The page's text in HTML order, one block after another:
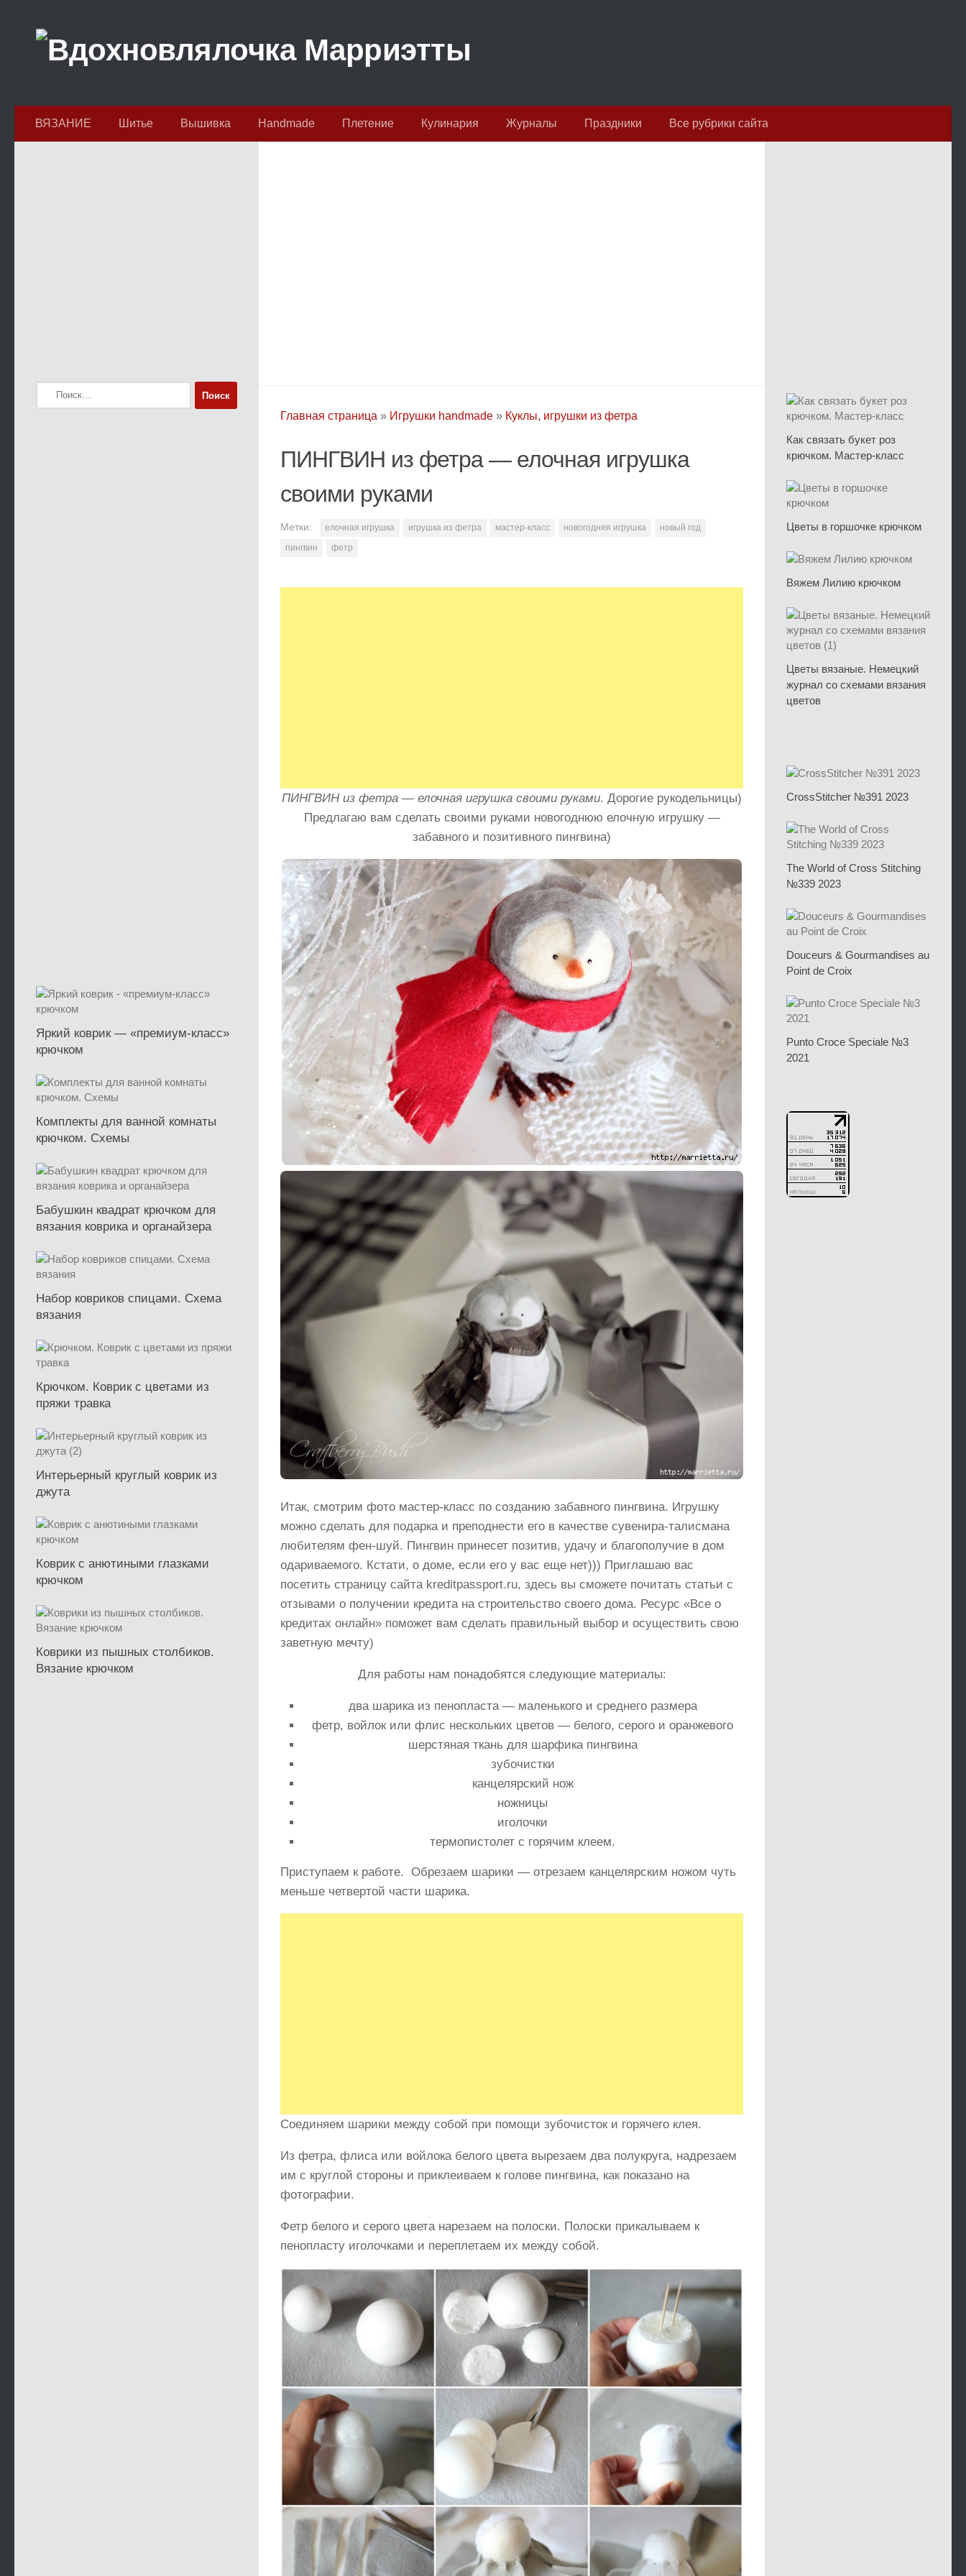
ВЯЗАНИЕ Шитье Вышивка Handmade Плетение Кулинария Журналы Праздники Все рубрики сайта
Главная страница » Игрушки handmade » Куклы, игрушки из фетра
ПИНГВИН из фетра — елочная игрушка
своими руками
Метки: елочная игрушка игрушка из фетра мастер-класс новогодняя игрушка
новый год
пингвин
фетр
ПИНГВИН из фетра — елочная игрушка своими руками. Дорогие рукодельницы)
Предлагаю вам сделать своими руками новогоднюю елочную игрушку —
забавного и позитивного пингвина)
Итак, смотрим фото мастер-класс по созданию забавного пингвина. Игрушку
можно сделать для подарка и преподнести его в качестве сувенира-талисмана
любителям фен-шуй. Пингвин принесет позитив, удачу и благополучие в дом
одариваемого. Кстати, о доме, если его у вас еще нет))) Приглашаю вас
посетить страницу сайта kreditpassport.ru, здесь вы сможете почитать статьи с
отзывами о получении кредита на строительство своего дома. Ресурс «Все о
кредитах онлайн» поможет вам сделать правильный выбор и осуществить свою
заветную мечту)
Для работы нам понадобятся следующие материалы:
два шарика из пенопласта — маленького и среднего размера
фетр, войлок или флис нескольких цветов — белого, серого и оранжевого
шерстяная ткань для шарфика пингвина
зубочистки
канцелярский нож
ножницы
иголочки
термопистолет с горячим клеем.
Приступаем к работе. Обрезаем шарики — отрезаем канцелярским ножом чуть
меньше четвертой части шарика.
Соединяем шарики между собой при помощи зубочисток и горячего клея.
Из фетра, флиса или войлока белого цвета вырезаем два полукруга, надрезаем
им с круглой стороны и приклеиваем к голове пингвина, как показано на
фотографии.
Фетр белого и серого цвета нарезаем на полоски. Полоски прикалываем к
пенопласту иголочками и переплетаем их между собой.
Найти:
Яркий коврик — «премиум-класс»
крючком
Комплекты для ванной комнаты
крючком. Схемы
Бабушкин квадрат крючком для
вязания коврика и органайзера
Набор ковриков спицами. Схема
вязания
Крючком. Коврик с цветами из
пряжи травка
Интерьерный круглый коврик из
джута
Коврик с анютиными глазками
крючком
Коврики из пышных столбиков.
Вязание крючком
Как связать букет роз
крючком. Мастер-класс
Цветы в горшочке крючком
Вяжем Лилию крючком
Цветы вязаные. Немецкий
журнал со схемами вязания
цветов
CrossStitcher №391 2023
The World of Cross Stitching
№339 2023
Douceurs & Gourmandises au
Point de Croix
Punto Croce Speciale №3
2021